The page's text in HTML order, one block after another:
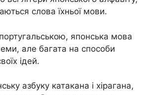
слова їхньої мови.
японська мова
але багата на способи
ідей.
азбуку катакана і хірагана,